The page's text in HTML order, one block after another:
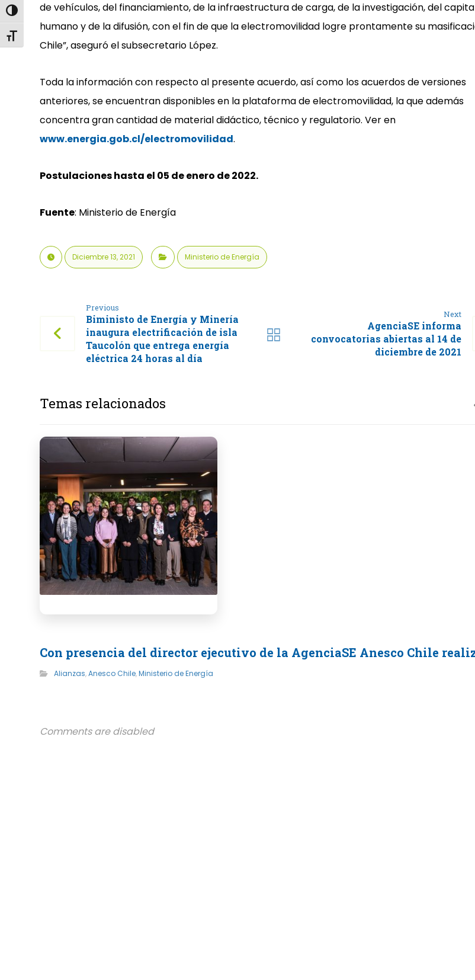
Alternar alto contraste
Alternar tamaño de letra
de vehículos, del financiamiento, de la infraestructura de carga, de la investigación, del
humano y de la difusión, con el fin de que la electromovilidad logre prontamente su
Chile”, aseguró el subsecretario López.
Toda la información con respecto al presente acuerdo, así como los acuerdos de versiones
anteriores, se encuentran disponibles en la plataforma de electromovilidad, la que además
concentra gran cantidad de material didáctico, técnico y regulatorio. Ver en
www.energia.gob.cl/electromovilidad.
Postulaciones hasta el 05 de enero de 2022.
Fuente: Ministerio de Energía
Diciembre 13, 2021 Ministerio de Energía
Previous
Biministo de Energía y Minería
inaugura electrificación de isla
Taucolón que entrega energía
eléctrica 24 horas al día
Next
AgenciaSE informa
convocatorias abiertas al 14 de
diciembre de 2021
Temas relacionados
Con presencia del director ejecutivo de la AgenciaSE Anesco Chile
Alianzas,Anesco Chile,Ministerio de Energía
Comments are disabled